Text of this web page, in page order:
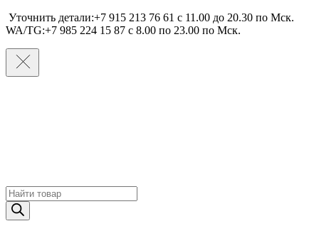
Уточнить детали:+7 915 213 76 61 c 11.00 до 20.30 по Мcк.
WA/TG:+7 985 224 15 87 c 8.00 по 23.00 по Мcк.
Поиск
товаров